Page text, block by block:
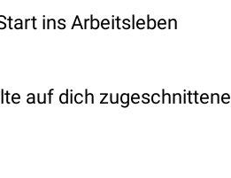
ins Arbeitsleben
auf dich zugeschnittene